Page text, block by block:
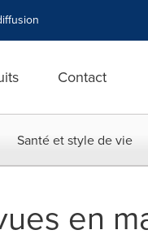
Contact
Santé et style de vie
en